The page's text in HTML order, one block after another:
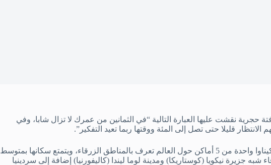
حجرية نقشت عليها العبارة التالية “في الثمانين من عمرك لا تزال شابا، وفي
قليلا حتى تصل إلى المئة ووقتها ربما تعيد التفكير”.
ويمكننا فهم سياق هذه العبارة إذا عرفنا أن أوكيناوا واحدة من 5 أماكن حول العالم تعرف بالمناطق الزرقاء، ويتمتع سكانها بمتوسط
شبه جزيرة نيكويا (كوستاريكا) ومدينة لوما ليندا (كاليفورنيا) إضافة إلى سردينيا